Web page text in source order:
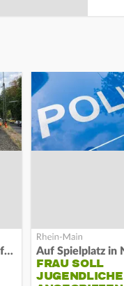
Ab wann wieder Züge fahren
FRAU SOLL
JUGENDLICHE